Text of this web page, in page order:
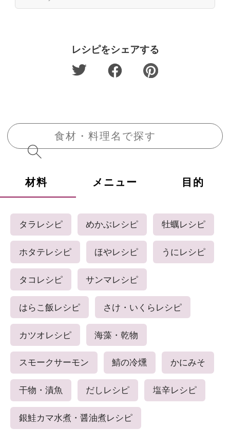
レシピをシェアする
材料 メニュー 目的
タラレシピ めかぶレシピ 牡蠣レシピ
ホタテレシピ ほやレシピ うにレシピ
タコレシピ サンマレシピ
はらこ飯レシピ さけ・いくらレシピ
カツオレシピ 海藻・乾物
スモークサーモン 鯖の冷燻 かにみそ
干物・漬魚 だしレシピ 塩辛レシピ
銀鮭カマ水煮・醤油煮レシピ